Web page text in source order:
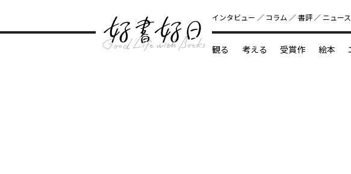
好書好日
インタビュー コラム 書評 ニュース
観る 考える 受賞作 絵本